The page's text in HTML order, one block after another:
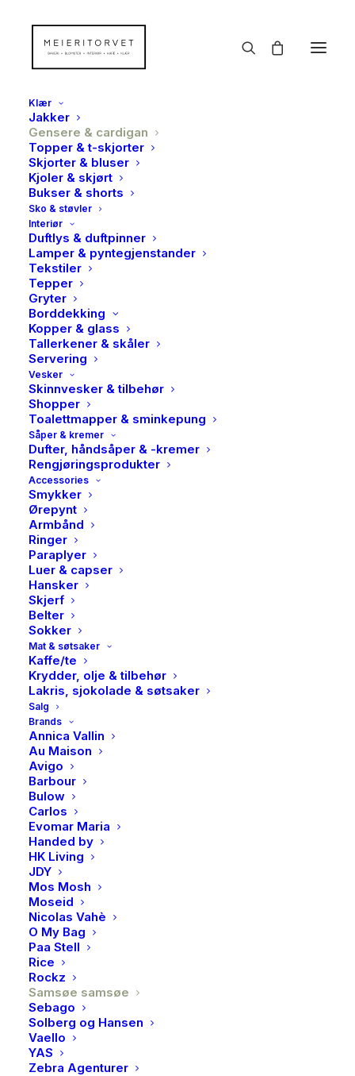
Klær
Jakker
Gensere & cardigan
Topper & t-skjorter
Skjorter & bluser
Kjoler & skjørt
Bukser & shorts
Sko & støvler
Interiør
Duftlys & duftpinner
Lamper & pyntegjenstander
Tekstiler
Tepper
Gryter
Borddekking
Kopper & glass
Tallerkener & skåler
Servering
Vesker
Skinnvesker & tilbehør
Shopper
Toalettmapper & sminkepung
Såper & kremer
Dufter, håndsåper & -kremer
Rengjøringsprodukter
Accessories
Smykker
Ørepynt
Armbånd
Ringer
Paraplyer
Luer & capser
Hansker
Skjerf
Belter
Sokker
Mat & søtsaker
Kaffe/te
Krydder, olje & tilbehør
Lakris, sjokolade & søtsaker
Salg
Brands
Annica Vallin
Au Maison
Avigo
Barbour
Bulow
Carlos
Evomar Maria
Handed by
HK Living
JDY
Mos Mosh
Moseid
Nicolas Vahè
O My Bag
Paa Stell
Rice
Rockz
Samsøe samsøe
Sebago
Solberg og Hansen
Vaello
YAS
Zebra Agenturer
Samsøe Samsøe, Saella LS
polo, Bel air
1400,00
Langermet piqué-pologenser med normal passform.
Ribbestrikkede mansjetter. V-hals med polokrage.
Brodert Samsøe Samsøe-logo på brystet.
Hovedmaterialet er laget av 100 % økologisk bomull.
Modellen er 175 cm høy og har på seg størrelse S.
Dette produktet inneholder 100 % GOTS-sertifisert
økologisk bomull.